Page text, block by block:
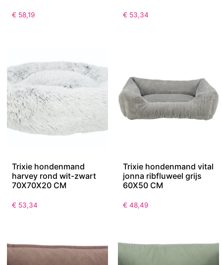
€ 58,19 € 53,34
Trixie hondenmand
harvey rond wit-zwart
70X70X20 CM
€ 53,34
Trixie hondenmand vital
jonna ribfluweel grijs
60X50 CM
€ 48,49